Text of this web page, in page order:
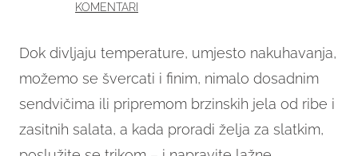
Dok divljaju temperature, umjesto nakuhavanja,
možemo se švercati i finim, nimalo dosadnim
sendvičima ili pripremom brzinskih jela od ribe i
zasitnih salata, a kada proradi želja za slatkim,
KOMENTARI